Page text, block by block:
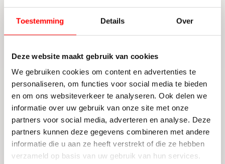
Toestemming Details Over
Deze website maakt gebruik van cookies
We gebruiken cookies om content en advertenties te
personaliseren, om functies voor social media te bieden
en om ons websiteverkeer te analyseren. Ook delen we
informatie over uw gebruik van onze site met onze
partners voor social media, adverteren en analyse. Deze
partners kunnen deze gegevens combineren met andere
informatie die u aan ze heeft verstrekt of die ze hebben
verzameld op basis van uw gebruik van hun services.
vergroten.
Wanneer is verduurzamen vóór
Verduurzamen is vooral interessant wanneer je
woning momenteel energielabel D of lager heeft
en wanneer verbeteringen relatief eenvoudig
door te voeren zijn, zoals isolatie, HR++ glas of
zonnepanelen. Ook is het aantrekkelijk als de
investering zich binnen enkele jaren kan
terugverdienen en als je woning zich bevindt in
een segment waar kopers veel keuze hebben.